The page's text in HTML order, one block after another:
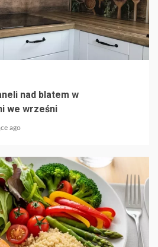
nad blatem w
we wrześni
ago